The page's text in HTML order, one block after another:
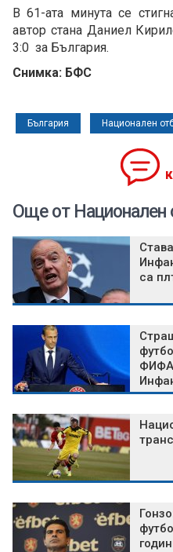
В 61-ата минута се
автор стана Даниел
3:0 за България.
Снимка: БФС
България Национален
Още от Национален
са
ФИФА